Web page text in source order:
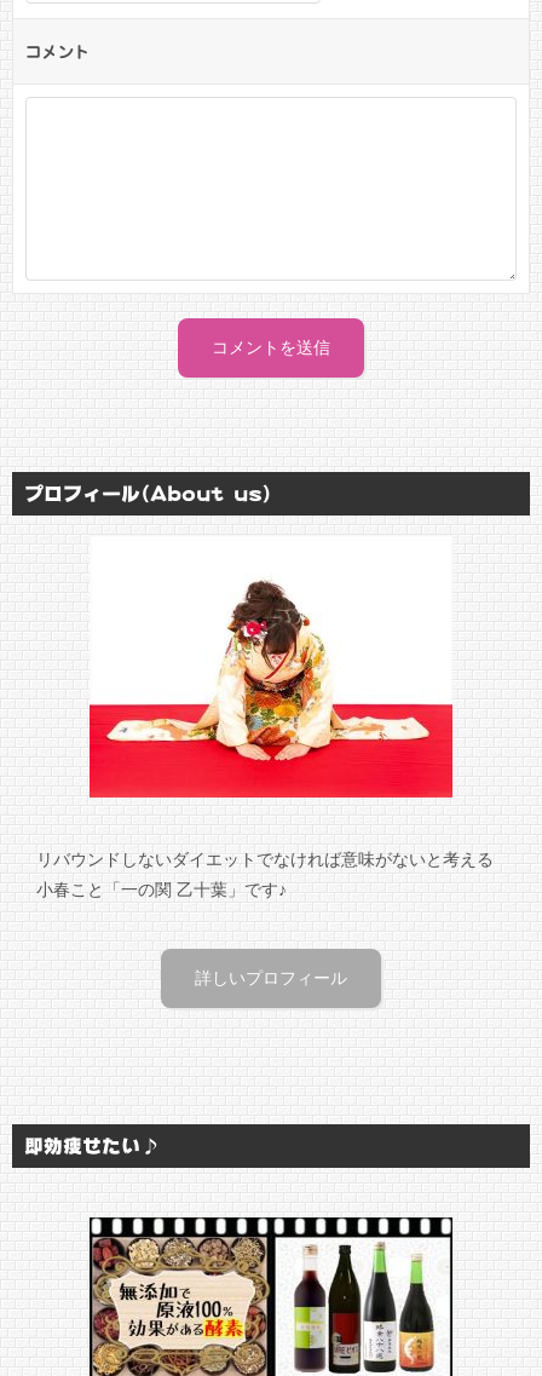
コメント
プロフィール(About us)
リバウンドしないダイエットでなければ意味がないと考える
小春こと「一の関 乙十葉」です♪
詳しいプロフィール
即効痩せたい♪